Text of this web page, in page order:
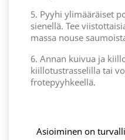
5. Pyyhi ylimääräiset
sienellä. Tee
massa nouse
6. Annan kuivua ja
kiillotustrasselilla tai
frotepyyhkeellä.
Asioiminen on